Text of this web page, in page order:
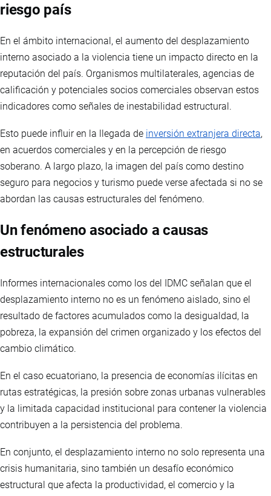
riesgo país
En el ámbito internacional, el aumento del desplazamiento
interno asociado a la violencia tiene un impacto directo en la
reputación del país. Organismos multilaterales, agencias de
calificación y potenciales socios comerciales observan estos
indicadores como señales de inestabilidad estructural.
Esto puede influir en la llegada de inversión extranjera directa,
en acuerdos comerciales y en la percepción de riesgo
soberano. A largo plazo, la imagen del país como destino
seguro para negocios y turismo puede verse afectada si no se
abordan las causas estructurales del fenómeno.
Un fenómeno asociado a causas
estructurales
Informes internacionales como los del IDMC señalan que el
desplazamiento interno no es un fenómeno aislado, sino el
resultado de factores acumulados como la desigualdad, la
pobreza, la expansión del crimen organizado y los efectos del
cambio climático.
En el caso ecuatoriano, la presencia de economías ilícitas en
rutas estratégicas, la presión sobre zonas urbanas vulnerables
y la limitada capacidad institucional para contener la violencia
contribuyen a la persistencia del problema.
En conjunto, el desplazamiento interno no solo representa una
crisis humanitaria, sino también un desafío económico
estructural que afecta la productividad, el comercio y la